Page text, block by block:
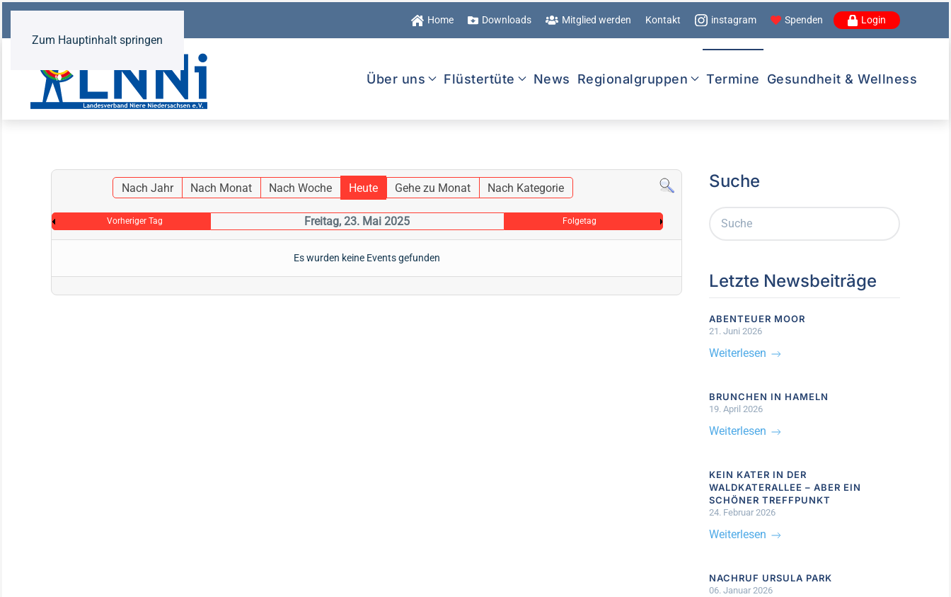
Zum Hauptinhalt springen
Home Downloads Mitglied werden Kontakt instagram Spenden Login
Über uns Flüstertüte News Regionalgruppen Termine Gesundheit & Wellness
Nach Jahr Nach Monat Nach Woche Heute Gehe zu Monat Nach Kategorie
Vorheriger Tag Freitag, 23. Mai 2025 Folgetag
Es wurden keine Events gefunden
Suche
Letzte Newsbeiträge
ABENTEUER MOOR
21. Juni 2026
Weiterlesen
BRUNCHEN IN HAMELN
19. April 2026
Weiterlesen
KEIN KATER IN DER
WALDKATERALLEE – ABER EIN
SCHÖNER TREFFPUNKT
24. Februar 2026
Weiterlesen
NACHRUF URSULA PARK
06. Januar 2026